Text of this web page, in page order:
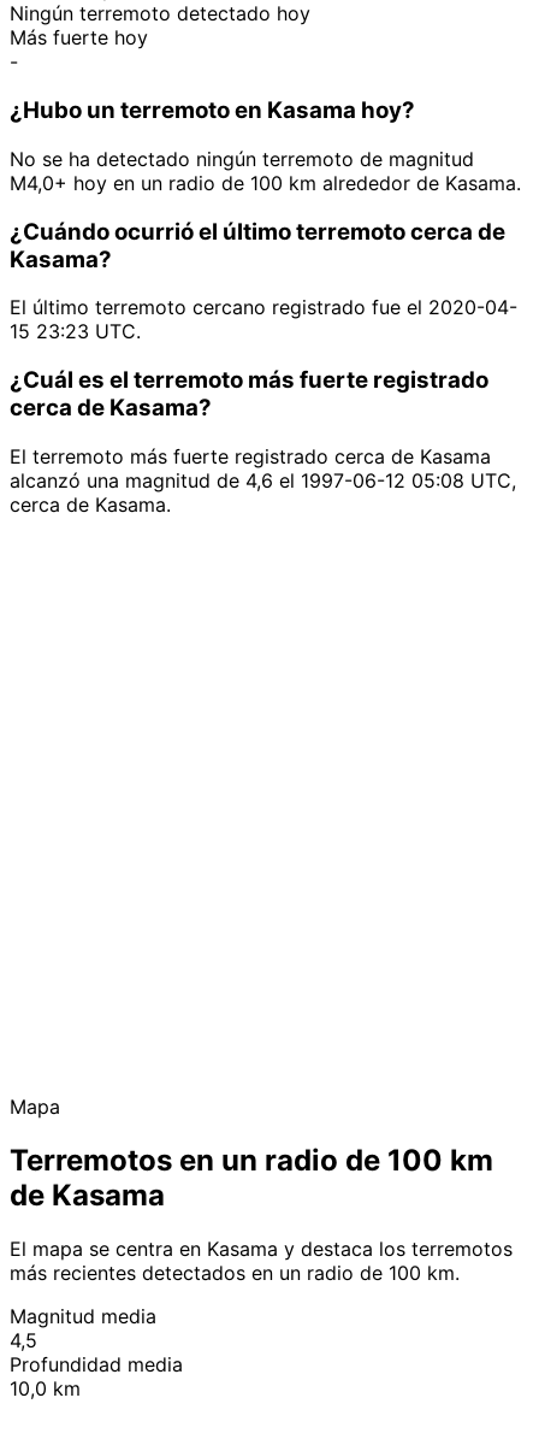
Ningún terremoto detectado hoy
Más fuerte hoy
-
¿Hubo un terremoto en Kasama hoy?
No se ha detectado ningún terremoto de magnitud
M4,0+ hoy en un radio de 100 km alrededor de Kasama.
¿Cuándo ocurrió el último terremoto cerca de
Kasama?
El último terremoto cercano registrado fue el 2020-04-
15 23:23 UTC.
¿Cuál es el terremoto más fuerte registrado
cerca de Kasama?
El terremoto más fuerte registrado cerca de Kasama
alcanzó una magnitud de 4,6 el 1997-06-12 05:08 UTC,
cerca de Kasama.
Mapa
Terremotos en un radio de 100 km
de Kasama
El mapa se centra en Kasama y destaca los terremotos
más recientes detectados en un radio de 100 km.
Magnitud media
4,5
Profundidad media
10,0 km